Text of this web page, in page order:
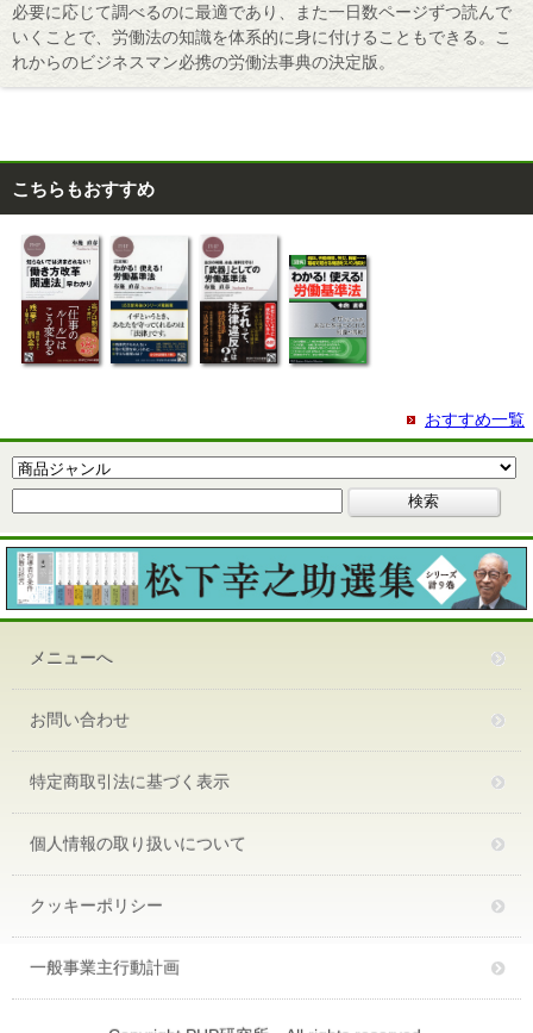
必要に応じて調べるのに最適であり、また一日数ページずつ読んで
いくことで、労働法の知識を体系的に身に付けることもできる。こ
れからのビジネスマン必携の労働法事典の決定版。
こちらもおすすめ
おすすめ一覧
メニューへ
お問い合わせ
特定商取引法に基づく表示
個人情報の取り扱いについて
クッキーポリシー
一般事業主行動計画